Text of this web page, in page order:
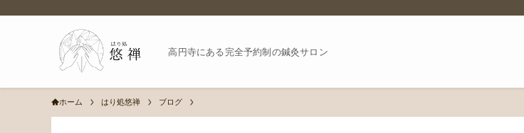
高円寺にある完全予約制の鍼灸サロン
ホーム はり処悠禅 ブログ